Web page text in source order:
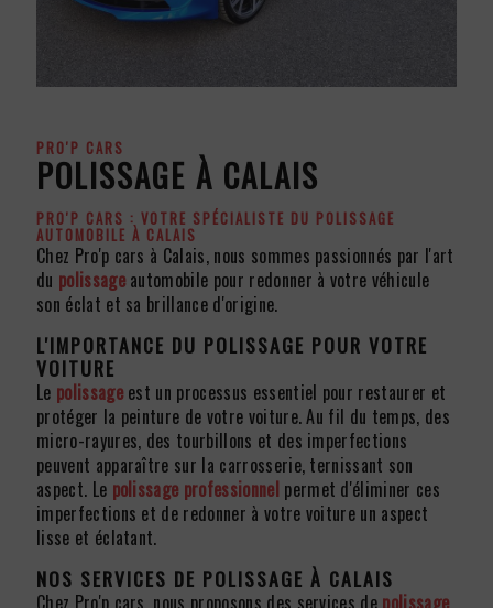
PRO'P CARS
POLISSAGE À CALAIS
PRO'P CARS : VOTRE SPÉCIALISTE DU POLISSAGE
AUTOMOBILE À CALAIS
Chez Pro'p cars à Calais, nous sommes passionnés par l'art
du polissageautomobile pour redonner à votre véhicule
son éclat et sa brillance d'origine.
L'IMPORTANCE DU POLISSAGE POUR VOTRE
VOITURE
Le polissageest un processus essentiel pour restaurer et
protéger la peinture de votre voiture. Au fil du temps, des
micro-rayures, des tourbillons et des imperfections
peuvent apparaître sur la carrosserie, ternissant son
aspect. Le polissage professionnel permet d'éliminer ces
imperfections et de redonner à votre voiture un aspect
lisse et éclatant.
NOS SERVICES DE POLISSAGE À CALAIS
Chez Pro'p cars, nous proposons des services de polissage